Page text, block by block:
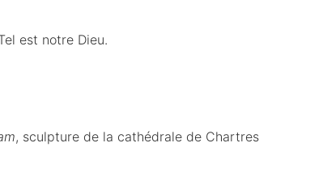
est notre Dieu.
, sculpture de la cathédrale de Chartres